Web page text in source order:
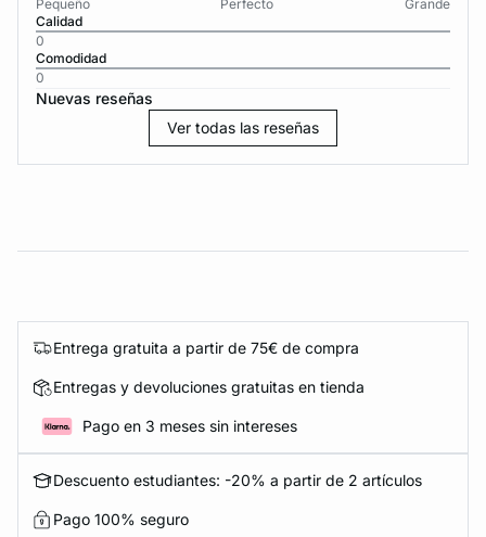
Pequeño
Perfecto
Grande
Calidad
0
Comodidad
0
Nuevas reseñas
Ver todas las reseñas
Entrega gratuita a partir de 75€ de compra
Entregas y devoluciones gratuitas en tienda
Pago en 3 meses sin intereses
Descuento estudiantes: -20% a partir de 2 artículos
Pago 100% seguro